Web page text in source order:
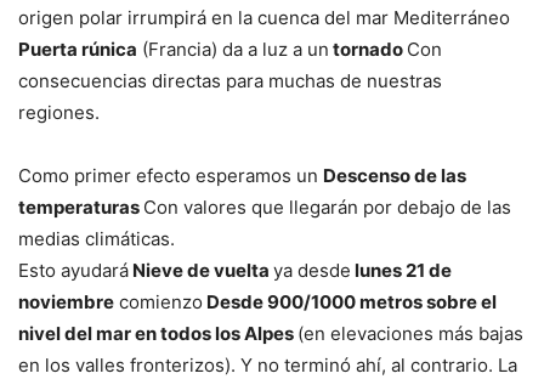
origen polar irrumpirá en la cuenca del mar Mediterráneo
Puerta rúnica (Francia) da a luz a un tornado Con
consecuencias directas para muchas de nuestras
regiones.
Como primer efecto esperamos un Descenso de las
temperaturas Con valores que llegarán por debajo de las
medias climáticas.
Esto ayudará Nieve de vuelta ya desde lunes 21 de
noviembre comienzo Desde 900/1000 metros sobre el
nivel del mar en todos los Alpes (en elevaciones más bajas
en los valles fronterizos). Y no terminó ahí, al contrario. La